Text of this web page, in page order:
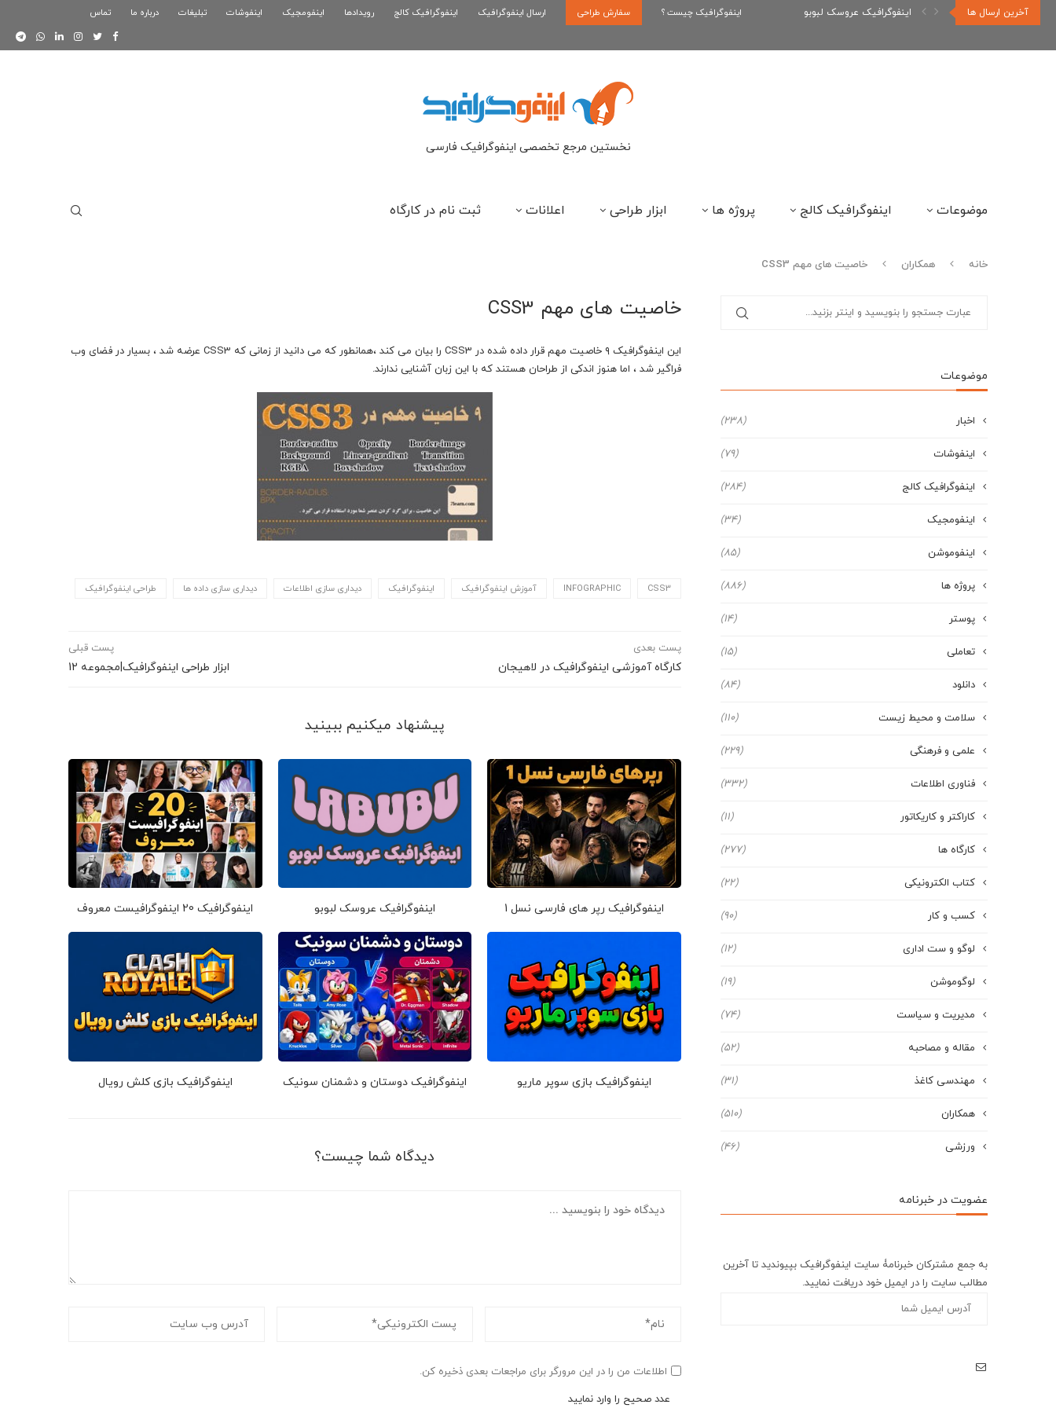
آخرین ارسال ها اینفوگرافیک عروسک لبوبو اینفوگرافیک رپر های فارسی نسل... اینفوگرافیک بازی کلش رویال اینفوگرافیک چیست ؟ سفارش طراحی ارسال اینفوگرافیک اینفوگرافیک کالج رویدادها اینفومجیک اینفوشات تبلیغات درباره ما تماس
نخستین مرجع تخصصی اینفوگرافیک فارسی
موضوعات اینفوگرافیک کالج پروژه ها ابزار طراحی اعلانات ثبت نام در کارگاه
خانه همکاران خاصیت های مهم CSS3
خاصیت های مهم CSS3
این اینفوگرافیک ۹ خاصیت مهم قرار داده شده در CSS3 را بیان می کند ،همانطور که می دانید از زمانی که CSS3 عرضه شد ، بسیار در فضای وب
فراگیر شد ، اما هنوز اندکی از طراحان هستند که با این زبان آشنایی ندارند.
CSS3
INFOGRAPHIC آموزش اینفوگرافیک اینفوگرافیک دیداری سازی اطلاعات دیداری سازی داده ها طراحی اینفوگرافیک
پست قبلی
ابزار طراحی اینفوگرافیک|مجموعه 12
پست بعدی
کارگاه آموزشی اینفوگرافیک در لاهیجان
پیشنهاد می‎کنیم ببینید
اینفوگرافیک 20 اینفوگرافیست معروف اینفوگرافیک عروسک لبوبو اینفوگرافیک رپر های فارسی نسل 1
اینفوگرافیک بازی کلش رویال اینفوگرافیک دوستان و دشمنان سونیک اینفوگرافیک بازی سوپر ماریو
دیدگاه شما چیست؟
اطلاعات من را در این مرورگر برای مراجعات بعدی ذخیره کن.
عدد صحیح را وارد نمایید
موضوعات
اخبار (238)
اینفوشات (79)
اینفوگرافیک کالج (284)
اینفومجیک (34)
اینفوموشن (85)
پروژه ها (886)
پوستر (14)
تعاملی (15)
دانلود (84)
سلامت و محیط زیست (110)
علمی و فرهنگی (229)
فناوری اطلاعات (332)
کاراکتر و کاریکاتور (11)
کارگاه ها (277)
کتاب الکترونیکی (22)
کسب و کار (90)
لوگو و ست اداری (12)
لوگوموشن (19)
مدیریت و سیاست (74)
مقاله و مصاحبه (52)
مهندسی کاغذ (31)
همکاران (510)
ورزشی (46)
عضویت در خبرنامه
به جمع مشترکان خبرنامۀ سایت اینفوگرافیک بپیوندید تا آخرین
مطالب سایت را در ایمیل خود دریافت نمایید.